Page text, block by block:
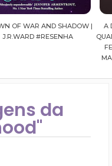
DA OBEDIÊNCIA EM
| PEDRO BANDEIRA,
da